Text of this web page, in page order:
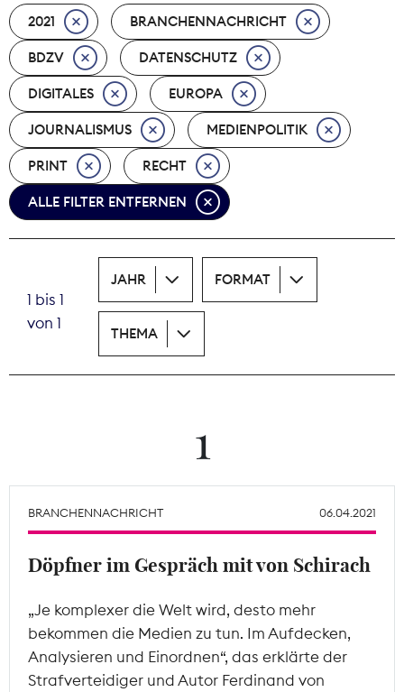
Nachhaltigkeit
Nachwuchs
Nova Award
Pressefreiheit
Print
Theodor-Wolff-Preis
2021 BRANCHENNACHRICHT
BDZV DATENSCHUTZ
DIGITALES EUROPA
JOURNALISMUS MEDIENPOLITIK
PRINT RECHT
ALLE FILTER ENTFERNEN
1 bis 1
von 1
JAHR FORMAT
THEMA
1
BRANCHENNACHRICHT 06.04.2021
Döpfner im Gespräch mit von Schirach
„Je komplexer die Welt wird, desto mehr
bekommen die Medien zu tun. Im Aufdecken,
Analysieren und Einordnen“, das erklärte der
Strafverteidiger und Autor Ferdinand von